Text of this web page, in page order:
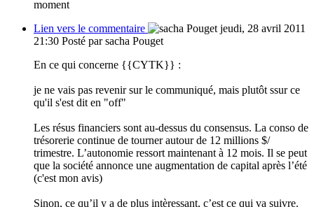
moment
Lien vers le commentaire
jeudi, 28 avril 2011
21:30 Posté par sacha Pouget
En ce qui concerne {{CYTK}} :
je ne vais pas revenir sur le communiqué, mais plutôt ssur ce
qu'il s'est dit en "off"
Les résus financiers sont au-dessus du consensus. La conso de
trésorerie continue de tourner autour de 12 millions $/
trimestre. L’autonomie ressort maintenant à 12 mois. Il se peut
que la société annonce une augmentation de capital après l’été
(c'est mon avis)
Sinon, ce qu’il y a de plus intèressant, c’est ce qui va suivre.